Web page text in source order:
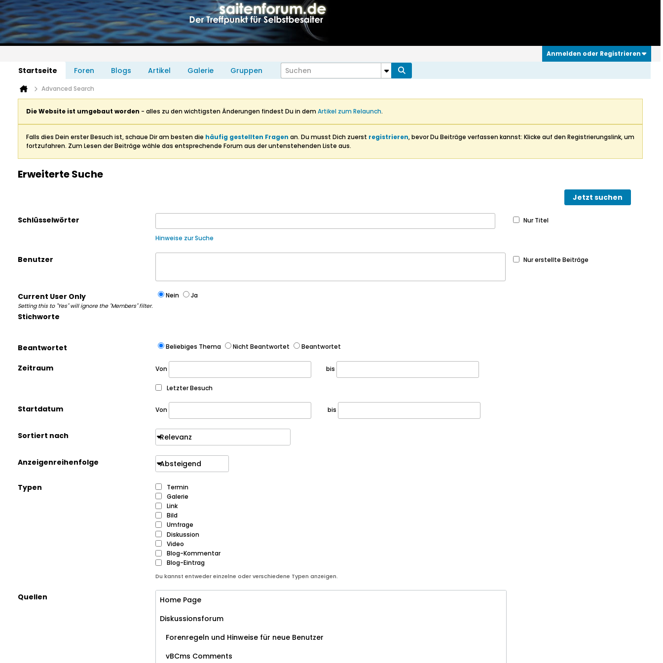
Anmelden oder Registrieren
Startseite Foren Blogs Artikel Galerie Gruppen
Advanced Search
Die Website ist umgebaut worden - alles zu den wichtigsten Änderungen findest Du in demArtikel zum Relaunch.
Falls dies Dein erster Besuch ist, schaue Dir am besten die häufig gestellten Fragen an. Du musst Dich zuerst registrieren, bevor Du Beiträge verfassen kannst: Klicke auf den Registrierungslink, um
fortzufahren. Zum Lesen der Beiträge wähle das entsprechende Forum aus der untenstehenden Liste aus.
Erweiterte Suche
Jetzt suchen
Schlüsselwörter
Hinweise zur Suche
Nur Titel
Benutzer Nur erstellte Beiträge
Current User Only
Setting this to "Yes" will ignore the "Members" filter.
Nein Ja
Stichworte
Beantwortet Beliebiges Thema Nicht Beantwortet Beantwortet
Zeitraum Von bis
Letzter Besuch
Startdatum Von bis
Sortiert nach Relevanz
Anzeigenreihenfolge Absteigend
Typen
Termin
Galerie
Link
Bild
Umfrage
Diskussion
Video
Blog-Kommentar
Blog-Eintrag
Du kannst entweder einzelne oder verschiedene Typen anzeigen.
Quellen
Home Page
Diskussionsforum
Forenregeln und Hinweise für neue Benutzer
vBCms Comments